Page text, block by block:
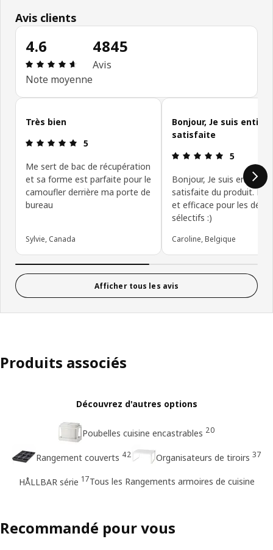
Avis clients
4.6
Évaluation: 4.6 sur 5 étoiles. Nombre total
Note moyenne
4845
Avis
Ignorer les avis clients
Très bien
Évaluation: 5 sur 5 étoiles.
5
Me sert de bac de récupération
et sa forme est parfaite pour le
camoufler derrière ma porte de
bureau
Sylvie, Canada
Bonjour, Je suis
satisfaite
5
Bonjour, Je suis
satisfaite du produit.
et efficace pour les
sélectifs :)
Caroline, Belgique
Afficher tous les avis
Produits associés
Découvrez d'autres options
Poubelles cuisine encastrables 20
Rangement couverts 42 Organisateurs de tiroirs 37
HÅLLBAR série 17Tous les Rangements armoires de cuisine
Recommandé pour vous